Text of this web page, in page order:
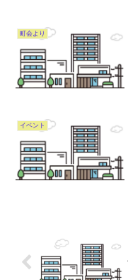
町会より
イベント